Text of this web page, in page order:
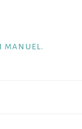
manuel.